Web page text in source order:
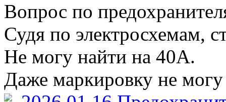
Вопрос по
Судя по электросхемам,
Не могу найти на 40А.
Даже маркировку не